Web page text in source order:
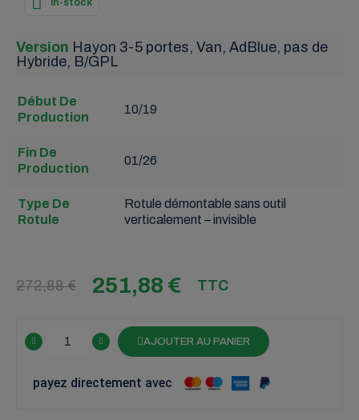
in-stock
Version Hayon 3-5 portes, Van, AdBlue, pas de
Hybride, B/GPL
Début De
Production
10/19
Fin De
Production
01/26
Type De
Rotule
Rotule démontable sans outil
verticalement – invisible
272,88 € 251,88 € TTC
AJOUTER AU PANIER
payez directement avec